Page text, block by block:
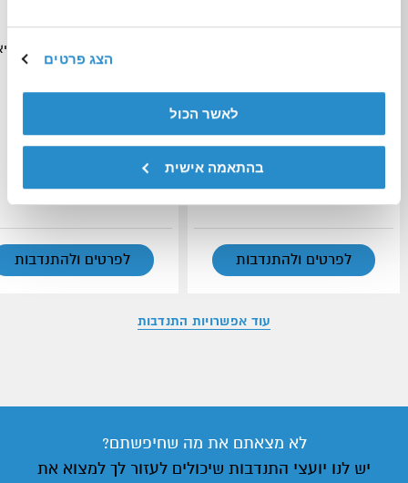
הצג פרטים
לאשר הכול
בהתאמה אישית
רמת גן
שמירה בסל
לפרטים ולהתנדבות
אנוש - העמותה הישראלית
לפרטים ולהתנדבות
עוד אפשרויות התנדבות
לא מצאתם את מה שחיפשתם?
יש לנו יועצי התנדבות שיכולים לעזור לך למצוא את